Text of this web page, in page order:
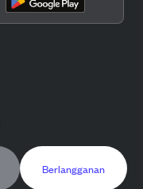
Berlangganan